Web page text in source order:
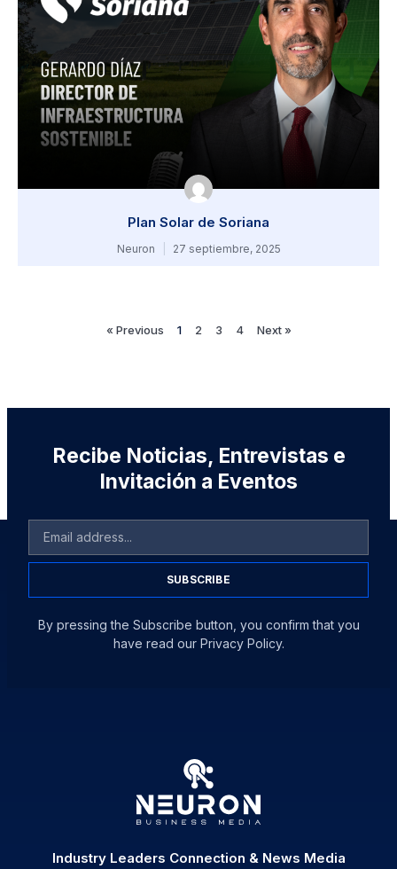
Plan Solar de Soriana
Neuron 27 septiembre, 2025
« Previous 1 2 3 4 Next »
Recibe Noticias, Entrevistas e
Invitación a Eventos
SUBSCRIBE
By pressing the Subscribe button, you confirm that you
have read our Privacy Policy.
Industry Leaders Connection & News Media